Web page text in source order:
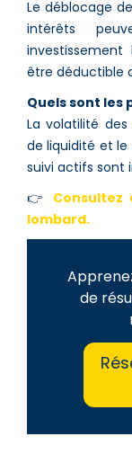
Le déblocage
intérêts
être déductible
Quels sont les
La volatilité
de liquidité et le
suivi actifs sont
👉 Consultez
lombard.
de